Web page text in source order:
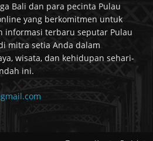
Bali dan para pecinta Pulau
yang berkomitmen untuk
informasi terbaru seputar Pulau
mitra setia Anda dalam
wisata, dan kehidupan sehari-
ini.